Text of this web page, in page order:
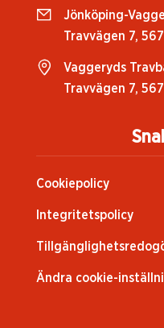
Cookiepolicy
Integritetspolicy
Ändra cookie-
Jönköping-
Travvägen 7,
Vaggeryds
Travvägen 7,